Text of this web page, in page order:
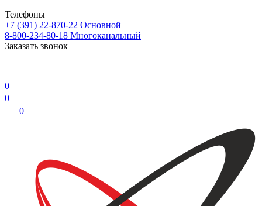
Телефоны
+7 (391) 22-870-22 Основной
8-800-234-80-18 Многоканальный
Заказать звонок
0
0
0